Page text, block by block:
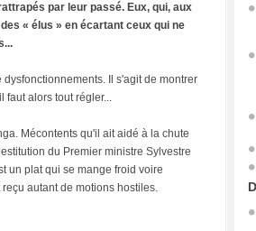
par leur passé. Eux, qui, aux
« élus » en écartant ceux qui ne
Il s'agit de montrer
faut alors tout régler...
Mécontents qu'il ait aidé à la chute
du Premier ministre Sylvestre
un plat qui se mange froid voire
autant de motions hostiles.